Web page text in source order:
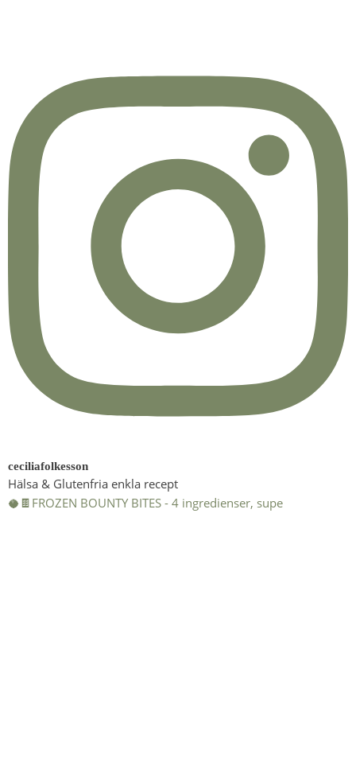
ceciliafolkesson
Hälsa & Glutenfria enkla recept
🥥🍫FROZEN BOUNTY BITES - 4 ingredienser, supe